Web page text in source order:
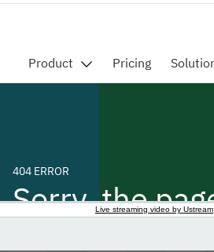
Live streaming video by Ustream